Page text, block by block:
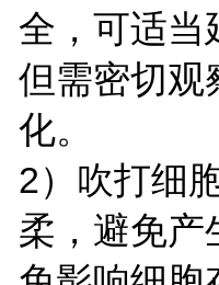
全，可适当
但需密切观
化。
2）吹打细
柔，避免产